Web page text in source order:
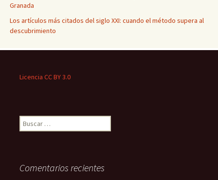
Granada
Los artículos más citados del siglo XXI: cuando el método supera al
descubrimiento
Licencia CC BY 3.0
Buscar:
Comentarios recientes